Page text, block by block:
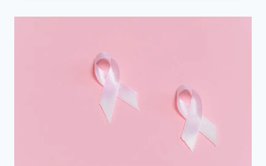
RAHAA?